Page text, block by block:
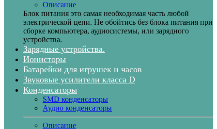
Описание
Блок питания это самая необходимая часть любой
электрической цепи. Не обойтись без блока питания при
сборке компьютера, аудиосистемы, или зарядного
устройства.
Зарядные устройства.
Ионисторы
Батарейки для игрушек и часов
Звуковые усилители класса D
Конденсаторы
SMD конденсаторы
Аудио конденсаторы
Описание